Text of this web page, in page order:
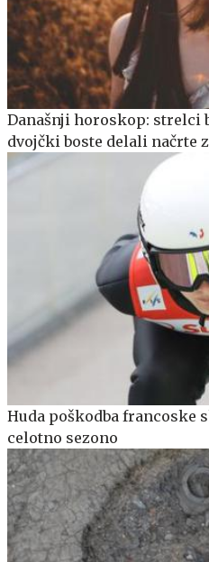
Današnji horoskop:
dvojčki boste delali načrte
Huda poškodba francoske
celotno sezono